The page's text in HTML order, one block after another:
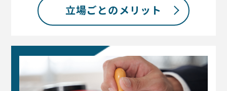
立場ごとのメリット